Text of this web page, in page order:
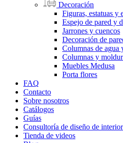
Decoración
Figuras, estatuas y
Espejo de pared y
Jarrones y cuencos
Decoración de
Columnas de agua
Columnas y
Muebles Medusa
Porta flores
FAQ
Contacto
Sobre nosotros
Catálogos
Guías
Consultoría de diseño de
Tienda de videos